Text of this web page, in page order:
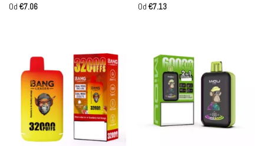
Ocenjeno
Od €7.06 Ocenjeno
Od €7.13